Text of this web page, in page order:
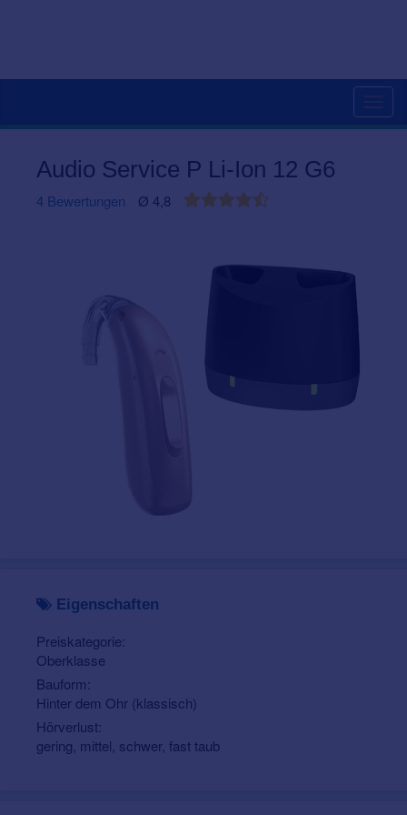
Audio Service P Li-Ion 12 G6
4 Bewertungen Ø 4,8
Eigenschaften
Preiskategorie:
Oberklasse
Bauform:
Hinter dem Ohr (klassisch)
Hörverlust:
gering, mittel, schwer, fast taub